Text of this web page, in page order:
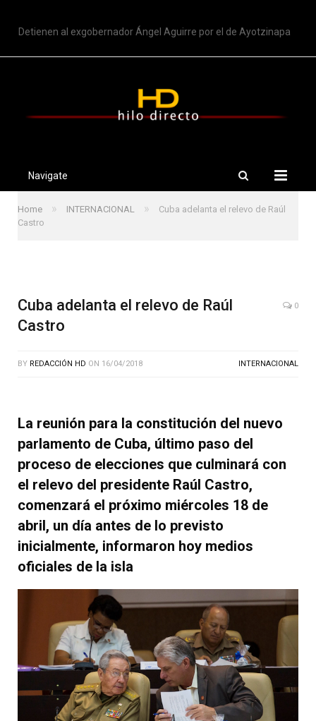
Nuevo intento de Trump sobre limitar ciudadanía por nacimiento
Navigate
Home » INTERNACIONAL »
Cuba adelanta el relevo de Raúl
Castro
Cuba adelanta el relevo de Raúl
Castro
0
BY REDACCIÓN HD ON 16/04/2018 INTERNACIONAL
La reunión para la constitución del nuevo
parlamento de Cuba, último paso del
proceso de elecciones que culminará con
el relevo del presidente Raúl Castro,
comenzará el próximo miércoles 18 de
abril, un día antes de lo previsto
inicialmente, informaron hoy medios
oficiales de la isla